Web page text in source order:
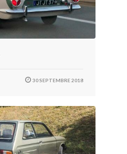
30 SEPTEMBRE 2018